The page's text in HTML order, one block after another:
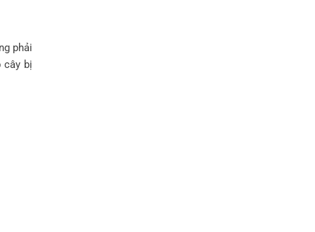
phải
cây bị